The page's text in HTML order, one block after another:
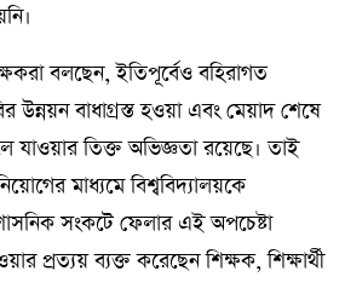
বলছেন, ইতিপূর্বেও বহিরাগত
উন্নয়ন বাধাগ্রস্ত হওয়া এবং মেয়াদ শেষে
যাওয়ার তিক্ত অভিজ্ঞতা রয়েছে। তাই
মাধ্যমে বিশ্ববিদ্যালয়কে
সংকটে ফেলার এই অপচেষ্টা
প্রত্যয় ব্যক্ত করেছেন শিক্ষক, শিক্ষার্থী